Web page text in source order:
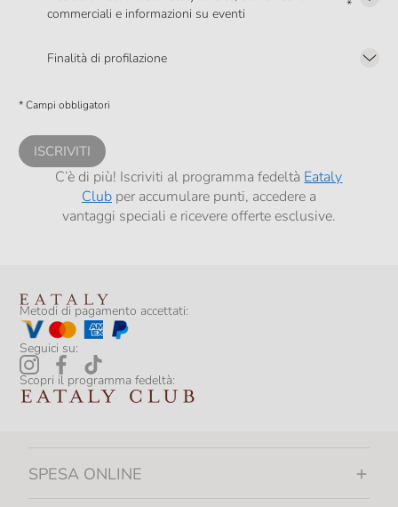
commerciali e informazioni su eventi
*
Finalità di profilazione
comunicazioni commerciali personalizzate, in caso di consenso prestato ai
* Campi obbligatori
ISCRIVITI
C’è di più! Iscriviti al programma fedeltà Eataly
Clubper accumulare punti, accedere a
vantaggi speciali e ricevere offerte esclusive.
Metodi di pagamento accettati:
Seguici su:
Scopri il programma fedeltà:
SPESA ONLINE